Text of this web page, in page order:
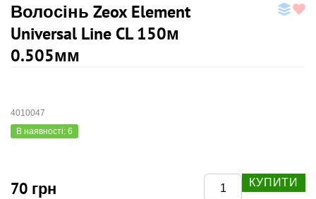
Волосінь Zeox Element
Universal Line CL 150м
0.505мм
4010047
В наявності: 6
70 грн КУПИТИ